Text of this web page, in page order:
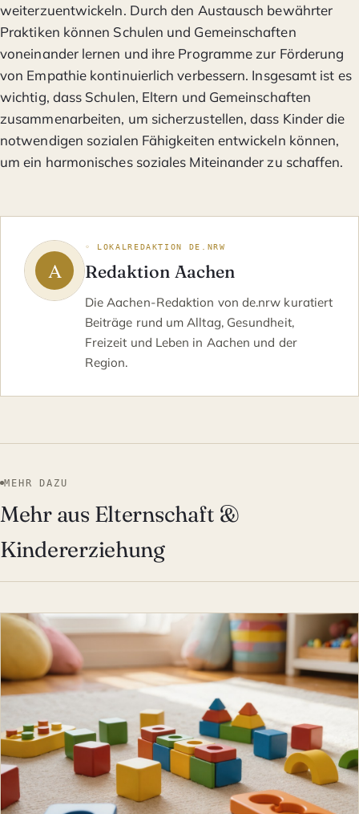
weiterzuentwickeln. Durch den Austausch bewährter
Praktiken können Schulen und Gemeinschaften
voneinander lernen und ihre Programme zur Förderung
von Empathie kontinuierlich verbessern. Insgesamt ist es
wichtig, dass Schulen, Eltern und Gemeinschaften
zusammenarbeiten, um sicherzustellen, dass Kinder die
notwendigen sozialen Fähigkeiten entwickeln können,
um ein harmonisches soziales Miteinander zu schaffen.
◦ LOKALREDAKTION DE.NRW
Redaktion Aachen
Die Aachen-Redaktion von de.nrw kuratiert
Beiträge rund um Alltag, Gesundheit,
Freizeit und Leben in Aachen und der
Region.
MEHR DAZU
Mehr aus Elternschaft &
Kindererziehung
ELTERNSCHAFT & KINDERE